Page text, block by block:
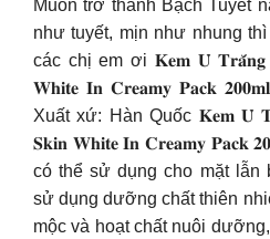
Muốn trở thành Bạch Tuyết
như tuyết, mịn như nhung
các chị em ơi 𝐊𝐞𝐦 𝐔̉ 𝐓𝐫𝐚̆́𝐧𝐠
𝐖𝐡𝐢𝐭𝐞 𝐈𝐧 𝐂𝐫𝐞𝐚𝐦𝐲 𝐏𝐚𝐜𝐤
Xuất xứ: Hàn Quốc 𝐊𝐞𝐦 𝐔̉
𝐒𝐤𝐢𝐧 𝐖𝐡𝐢𝐭𝐞 𝐈𝐧 𝐂𝐫𝐞𝐚𝐦𝐲 𝐏𝐚𝐜𝐤
có thể sử dụng cho mặt lẫn
sử dụng dưỡng chất thiên
mộc và hoạt chất nuôi